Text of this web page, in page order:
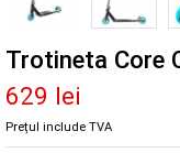
Trotineta Core
629 lei
Prețul include TVA